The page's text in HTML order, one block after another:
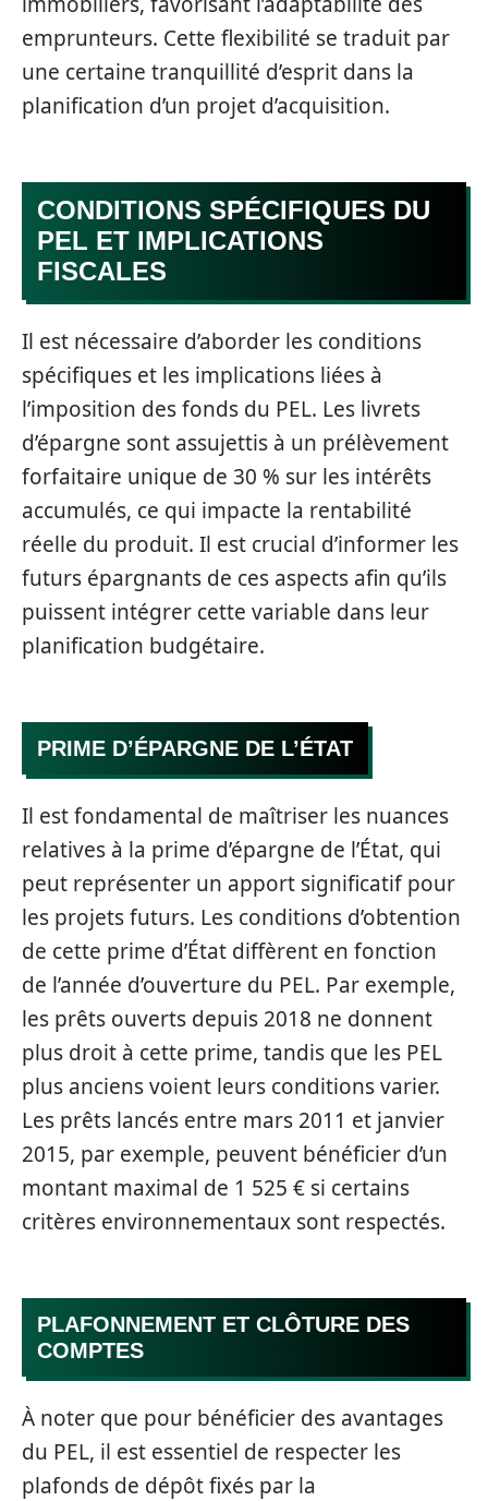
emprunteurs. Cette flexibilité se traduit par
une certaine tranquillité d’esprit dans la
planification d’un projet d’acquisition.
CONDITIONS SPÉCIFIQUES DU
PEL ET IMPLICATIONS
FISCALES
Il est nécessaire d’aborder les conditions
spécifiques et les implications liées à
l’imposition des fonds du PEL. Les livrets
d’épargne sont assujettis à un prélèvement
forfaitaire unique de 30 % sur les intérêts
accumulés, ce qui impacte la rentabilité
réelle du produit. Il est crucial d’informer les
futurs épargnants de ces aspects afin qu’ils
puissent intégrer cette variable dans leur
planification budgétaire.
PRIME D’ÉPARGNE DE L’ÉTAT
Il est fondamental de maîtriser les nuances
relatives à la prime d’épargne de l’État, qui
peut représenter un apport significatif pour
les projets futurs. Les conditions d’obtention
de cette prime d’État diffèrent en fonction
de l’année d’ouverture du PEL. Par exemple,
les prêts ouverts depuis 2018 ne donnent
plus droit à cette prime, tandis que les PEL
plus anciens voient leurs conditions varier.
Les prêts lancés entre mars 2011 et janvier
2015, par exemple, peuvent bénéficier d’un
montant maximal de 1 525 € si certains
critères environnementaux sont respectés.
PLAFONNEMENT ET CLÔTURE DES
COMPTES
À noter que pour bénéficier des avantages
du PEL, il est essentiel de respecter les
plafonds de dépôt fixés par la